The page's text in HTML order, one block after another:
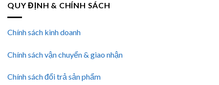
QUY ĐỊNH & CHÍNH SÁCH
Chính sách kinh doanh
Chính sách vận chuyển & giao nhận
Chính sách đổi trả sản phẩm